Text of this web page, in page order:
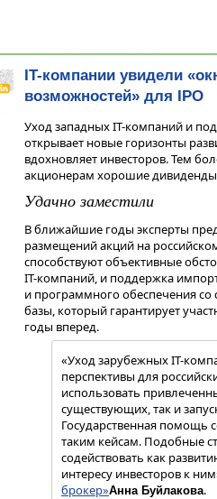
IT-компании увидели
возможностей» для IPO
Уход западных IT-компаний и
открывает новые горизонты
вдохновляет инвесторов. Тем
акционерам хорошие
Удачно заместили
В ближайшие годы эксперты
размещений акций на
способствуют объективные
IT-компаний, и поддержка
и программного обеспечения со
базы, который гарантирует
годы вперед.
«Уход зарубежных IT-
перспективы для
использовать
существующих, так и
Государственная помощь
таким кейсам. Подобные
содействовать как
интересу инвесторов к
брокер»Анна Буйлакова.